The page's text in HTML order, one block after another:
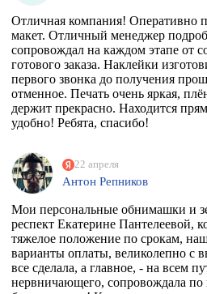
Отличная компания! Оперативно
макет. Отличный менеджер
сопровождал на каждом этапе от
готового заказа. Наклейки
первого звонка до получения
отменное. Печать очень яркая,
держит прекрасно. Находится
удобно! Ребята, спасибо!
22 апреля
Антон Репников
Мои персональные обнимашки и
респект Екатерине Пантелеевой,
тяжелое положение по срокам,
варианты оплаты, великолепно с
все сделала, а главное, - на всем
нервничающего, сопровождала